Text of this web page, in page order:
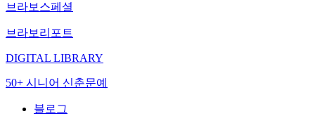
브라보스페셜
브라보리포트
DIGITAL LIBRARY
50+ 시니어 신춘문예
블로그